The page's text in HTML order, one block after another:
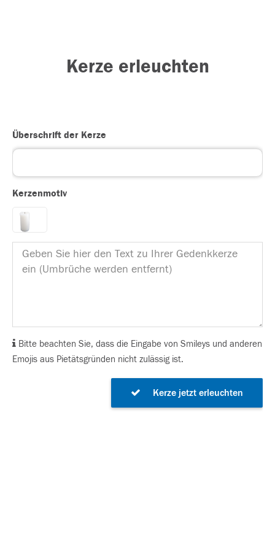
Kerze erleuchten
Überschrift der Kerze
Kerzenmotiv
Bitte beachten Sie, dass die Eingabe von Smileys und anderen
Emojis aus Pietätsgründen nicht zulässig ist.
Kerze jetzt erleuchten